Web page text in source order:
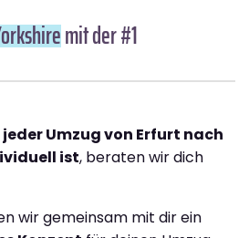
mit der #1
jeder Umzug von Erfurt nach
ist, beraten wir dich
wir gemeinsam mit dir ein